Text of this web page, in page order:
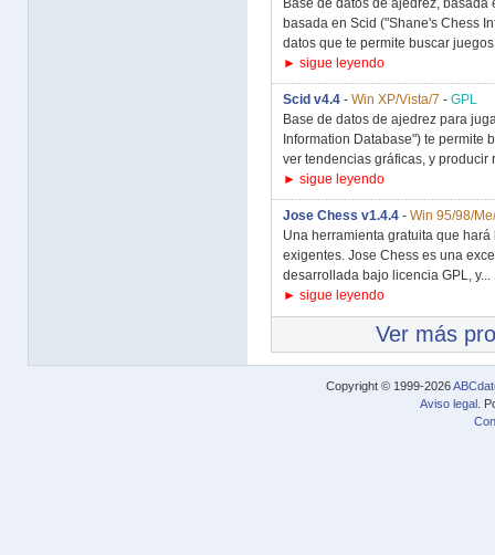
Base de datos de ajedrez,
basada en Scid ("Shane's Chess
datos que te permite buscar
► sigue leyendo
Scid v4.4 - Win XP/Vista/7 - GPL
Base de datos de ajedrez para
Information Database") te permite
ver tendencias gráficas, y producir
► sigue leyendo
Jose Chess v1.4.4 - Win 95/98/
Una herramienta gratuita que
exigentes. Jose Chess es una
desarrollada bajo licencia GPL, y...
► sigue leyendo
Ver más
Copyright © 1999-2026
Aviso legal .